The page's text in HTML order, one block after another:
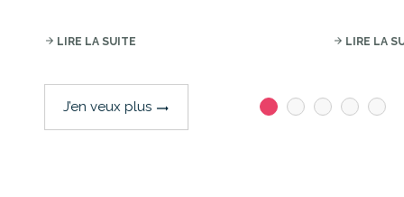
arrow_forward LIRE LA SUITE arrow_forward LIRE LA
J’en veux plus trending_flat